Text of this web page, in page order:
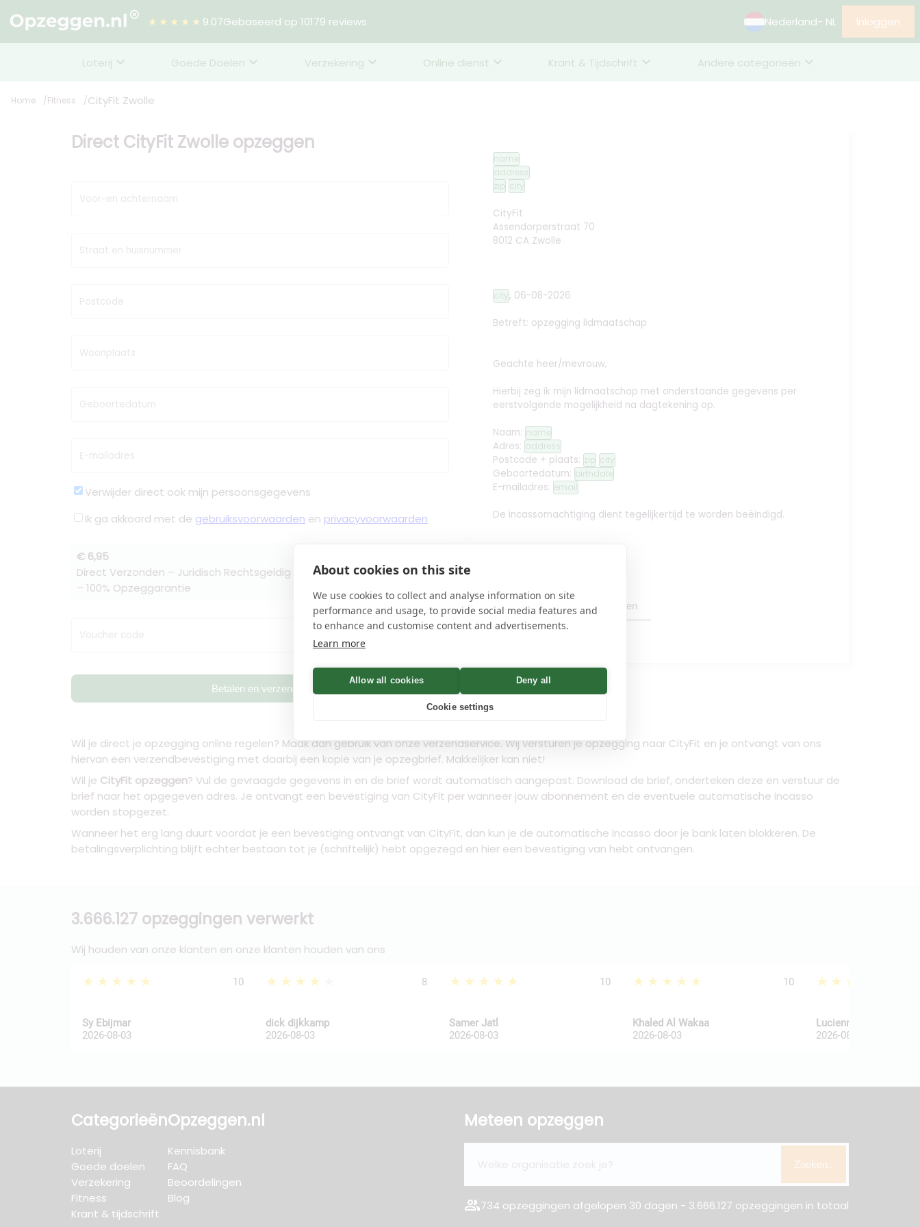
About cookies on this site
We use cookies to collect and analyse information on site
performance and usage, to provide social media features and
to enhance and customise content and advertisements.
Learn more
Allow all cookies Deny all
Cookie settings
★★★★★ 9.07Gebaseerd op 10179 reviews Nederland- NL Inloggen
Loterij Goede Doelen Verzekering Online dienst Krant & Tijdschrift Andere categorieën
Home Fitness CityFit Zwolle
Direct CityFit Zwolle opzeggen
Voor-en achternaam
Straat en huisnummer
Postcode
Woonplaats
Geboortedatum
E-mailadres
Verwijder direct ook mijn persoonsgegevens
Ik ga akkoord met de gebruiksvoorwaarden en privacyvoorwaarden
€ 6,95
Direct Verzonden – Juridisch Rechtsgeldig – Bevestiging binnen Minuten
– 100% Opzeggarantie
Voucher code
Betalen en verzenden
name
address
zip city
CityFit
Assendorperstraat 70
8012 CA Zwolle
city, 06-08-2026
Betreft: opzegging lidmaatschap
Geachte heer/mevrouw,
Hierbij zeg ik mijn lidmaatschap met onderstaande gegevens per
eerstvolgende mogelijkheid na dagtekening op.
Naam: name
Adres: address
Postcode + plaats: zip city
Geboortedatum: birthdate
E-mailadres: email
De incassomachtiging dient tegelijkertijd te worden beëindigd.
editHandtekening toevoegen
Wil je direct je opzegging online regelen? Maak dan gebruik van onze verzendservice. Wij versturen je opzegging naar CityFit en je ontvangt van ons
hiervan een verzendbevestiging met daarbij een kopie van je opzegbrief. Makkelijker kan niet!
Wil je CityFit opzeggen? Vul de gevraagde gegevens in en de brief wordt automatisch aangepast. Download de brief, onderteken deze en verstuur de
brief naar het opgegeven adres. Je ontvangt een bevestiging van CityFit per wanneer jouw abonnement en de eventuele automatische incasso
worden stopgezet.
Wanneer het erg lang duurt voordat je een bevestiging ontvangt van CityFit, dan kun je de automatische incasso door je bank laten blokkeren. De
betalingsverplichting blijft echter bestaan tot je (schriftelijk) hebt opgezegd en hier een bevestiging van hebt ontvangen.
3.666.127 opzeggingen verwerkt
Wij houden van onze klanten en onze klanten houden van ons
★★★★★ 10
Sy Ebijmar
2026-08-03
★★★★★ 8
dick dijkkamp
2026-08-03
★★★★★ 10
Samer Jatl
2026-08-03
★★★★★ 10
Khaled Al Wakaa
2026-08-03
★★★★★
Lucienne Van De Haar
2026-08-03
Categorieën
Loterij
Goede doelen
Verzekering
Fitness
Krant & tijdschrift
Opzeggen.nl
Kennisbank
FAQ
Beoordelingen
Blog
Meteen opzeggen
Zoeken..
group734 opzeggingen afgelopen 30 dagen - 3.666.127 opzeggingen in totaal